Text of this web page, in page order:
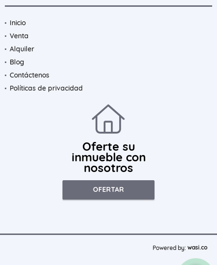
Inicio
Venta
Alquiler
Blog
Contáctenos
Políticas de privacidad
Oferte su
inmueble con
nosotros
OFERTAR
Powered by: wasi.co